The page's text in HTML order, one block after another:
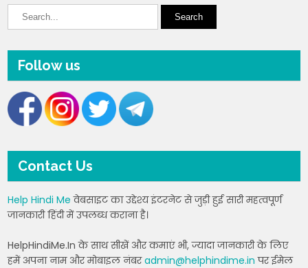
Follow us
Contact Us
Help Hindi Me वेबसाइट का उद्देश्य इंटरनेट से जुड़ी हुई सारी महत्वपूर्ण
जानकारी हिंदी में उपलब्ध कराना है।
HelpHindiMe.In के साथ सीखें और कमाएं भी, ज्यादा जानकारी के लिए
हमें अपना नाम और मोबाइल नंबरadmin@helphindime.in पर ईमेल